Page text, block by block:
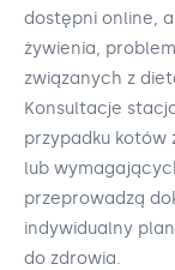
dostępni online,
żywienia,
związanych z
Konsultacje
przypadku kotów
lub
przeprowadzą
indywidualny
do zdrowia.